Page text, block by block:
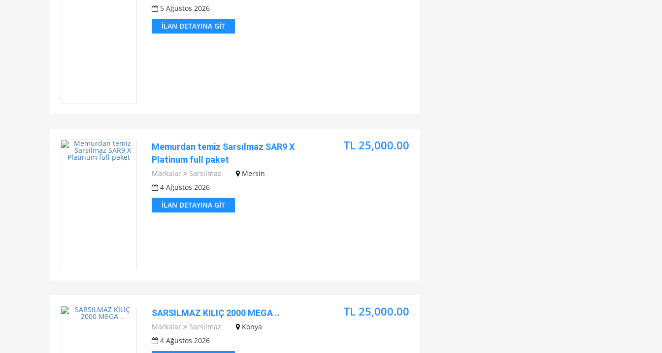
5 Ağustos 2026
İLAN DETAYINA GIT
Memurdan temiz Sarsılmaz SAR9 X
Platinum full paket
Markalar Sarsılmaz
Mersin
4 Ağustos 2026
İLAN DETAYINA GIT
TL 25,000.00
SARSILMAZ KILIÇ 2000 MEGA ..
Markalar Sarsılmaz
Konya
4 Ağustos 2026
TL 25,000.00